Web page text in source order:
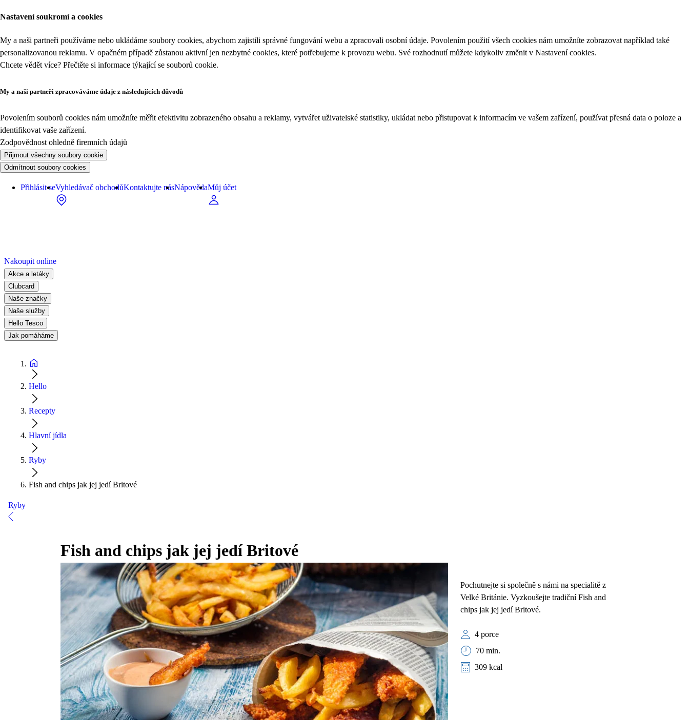
Nastavení soukromí a cookies
My a naši partneři používáme nebo ukládáme soubory cookies, abychom zajistili správné fungování webu a zpracovali osobní údaje. Povolením použití všech cookies nám umožníte zobrazovat například také
personalizovanou reklamu. V opačném případě zůstanou aktivní jen nezbytné cookies, které potřebujeme k provozu webu. Své rozhodnutí můžete kdykoliv změnit v Nastavení cookies.
Chcete vědět více? Přečtěte si informace týkající se souborů cookie.
My a naši partneři zpracováváme údaje z následujících důvodů
Povolením souborů cookies nám umožníte měřit efektivitu zobrazeného obsahu a reklamy, vytvářet uživatelské statistiky, ukládat nebo přistupovat k informacím ve vašem zařízení, používat přesná data o poloze a
identifikovat vaše zařízení.
Zodpovědnost ohledně firemních údajů
Přijmout všechny soubory cookie
Odmítnout soubory cookies
Přihlásit seVyhledávač obchodůKontaktujte násNápovědaMůj účet
Nakoupit online
Akce a letáky
Clubcard
Naše značky
Naše služby
Hello Tesco
Jak pomáháme
Hello
Recepty
Hlavní jídla
Ryby
Fish and chips jak jej jedí Britové
Ryby
Fish and chips jak jej jedí Britové
Pochutnejte si společně s námi na specialitě z
Velké Británie. Vyzkoušejte tradiční Fish and
chips jak jej jedí Britové.
4 porce
70 min.
309 kcal